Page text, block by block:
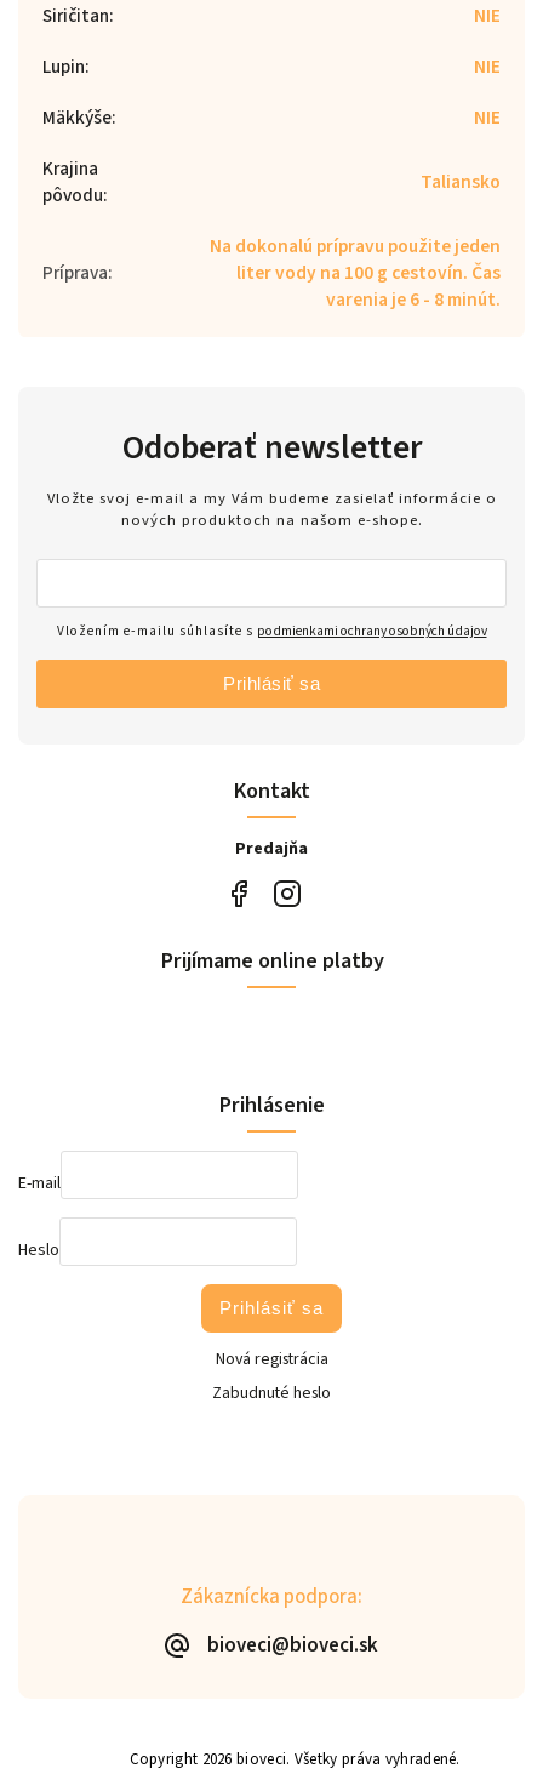
Siričitan:
NIE
Lupin:
NIE
Mäkkýše:
NIE
Krajina
pôvodu: Taliansko
Príprava:
Na dokonalú prípravu použite jeden
liter vody na 100 g cestovín. Čas
varenia je 6 - 8 minút.
Zákaznícka podpora:
bioveci@bioveci.sk
Kontakt
Predajňa
Odoberať newsletter
Vložte svoj e-mail a my Vám budeme zasielať informácie o
nových produktoch na našom e-shope.
Vložením e-mailu súhlasíte s podmienkami ochrany osobných údajov
Prihlásiť sa
Prijímame online platby
Prihlásenie
E-mail
Heslo
Prihlásiť sa
Nová registrácia
Zabudnuté heslo
Copyright 2026bioveci. Všetky práva vyhradené.